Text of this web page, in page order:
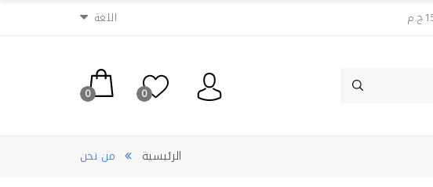
اللغة
0
0
الرئيسية من نحن